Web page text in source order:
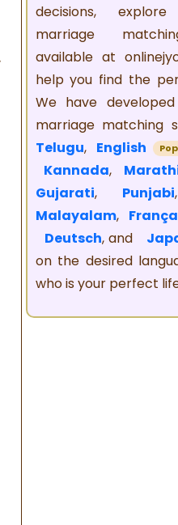
decisions,
marriage
available at
help you find the
We have
marriage matching
Telugu, English
Kannada,
Gujarati, Punjabi,
Malayalam,
Deutsch, and
on the desired
who is your perfect